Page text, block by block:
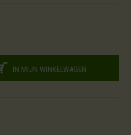
IN MIJN WINKELWAGEN